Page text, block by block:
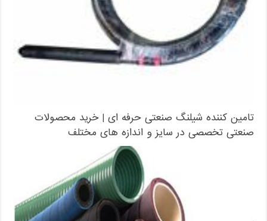
تامین کننده شیلنگ صنعتی حرفه ای | خرید محصولات
صنعتی تخصصی در سایز و اندازه های مختلف